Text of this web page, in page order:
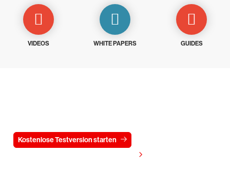
VIDEOS WHITE PAPERS GUIDES
Kostenlose Testversion starten